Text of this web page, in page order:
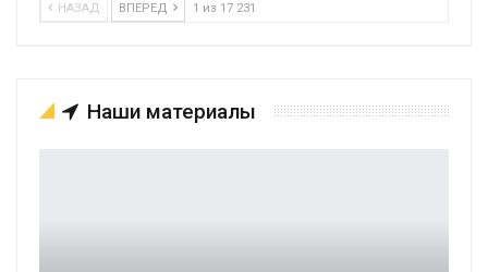
НАЗАД ВПЕРЕД 1 из 17 231
Наши материалы